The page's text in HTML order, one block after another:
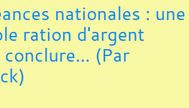
nationales : une
ration d'argent
conclure... (Par